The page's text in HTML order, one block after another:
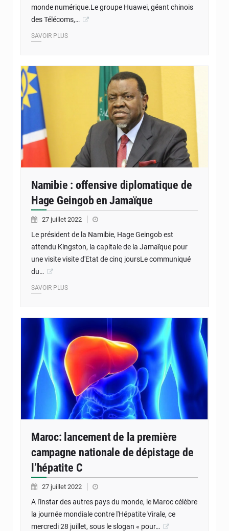
monde numérique.Le groupe Huawei, géant chinois
des Télécoms,…
SAVOIR PLUS
Namibie : offensive diplomatique de
Hage Geingob en Jamaïque
27 juillet 2022
Le président de la Namibie, Hage Geingob est
attendu Kingston, la capitale de la Jamaïque pour
une visite visite d'Etat de cinq joursLe communiqué
du…
SAVOIR PLUS
Maroc: lancement de la première
campagne nationale de dépistage de
l’hépatite C
27 juillet 2022
A l'instar des autres pays du monde, le Maroc célèbre
la journée mondiale contre l'Hépatite Virale, ce
mercredi 28 juillet, sous le slogan « pour…